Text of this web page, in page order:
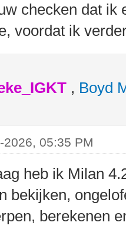
checken dat ik
voordat ik
, Boyd
2026, 05:35 PM
heb ik Milan
bekijken,
berekenen